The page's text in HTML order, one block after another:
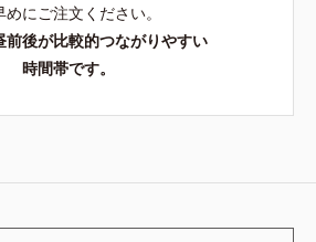
めにご注文ください。
前後が比較的つながりやすい
時間帯です。